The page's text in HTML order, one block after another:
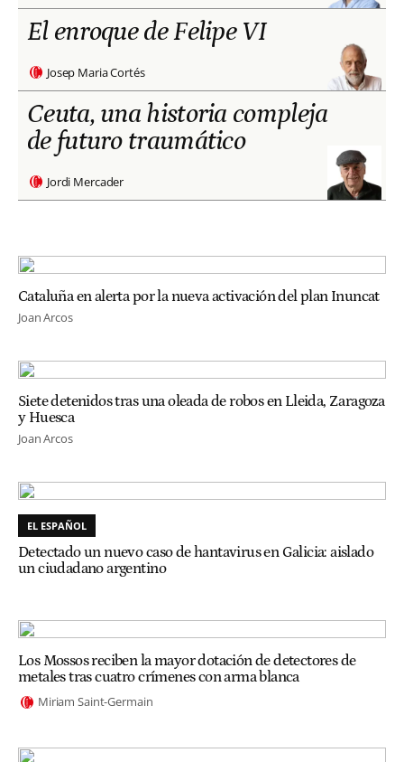
El enroque de Felipe VI
Josep Maria Cortés
Ceuta, una historia compleja
de futuro traumático
Jordi Mercader
Cataluña en alerta por la nueva activación del plan Inuncat
Joan Arcos
Siete detenidos tras una oleada de robos en Lleida, Zaragoza
y Huesca
Joan Arcos
EL ESPAÑOL
Detectado un nuevo caso de hantavirus en Galicia: aislado
un ciudadano argentino
Los Mossos reciben la mayor dotación de detectores de
metales tras cuatro crímenes con arma blanca
Miriam Saint-Germain